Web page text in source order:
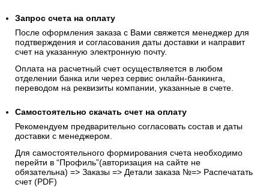
Запрос счета на оплату
После оформления заказа с Вами свяжется менеджер для
подтверждения и согласования даты доставки и направит
счет на указанную электронную почту.
Оплата на расчетный счет осуществляется в любом
отделении банка или через сервис онлайн-банкинга,
переводом на реквизиты компании, указанные в счете.
Самостоятельно скачать счет на оплату
Рекомендуем предварительно согласовать состав и даты
доставки с менеджером.
Для самостоятельного формирования счета необходимо
перейти в “Профиль”(авторизация на сайте не
обязательна) => Заказы => Детали заказа №=> Распечатать
счет (PDF)